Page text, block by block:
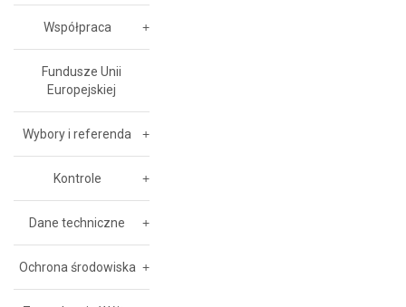
Współpraca
Fundusze Unii
Europejskiej
Wybory i referenda
Kontrole
Dane techniczne
Ochrona środowiska